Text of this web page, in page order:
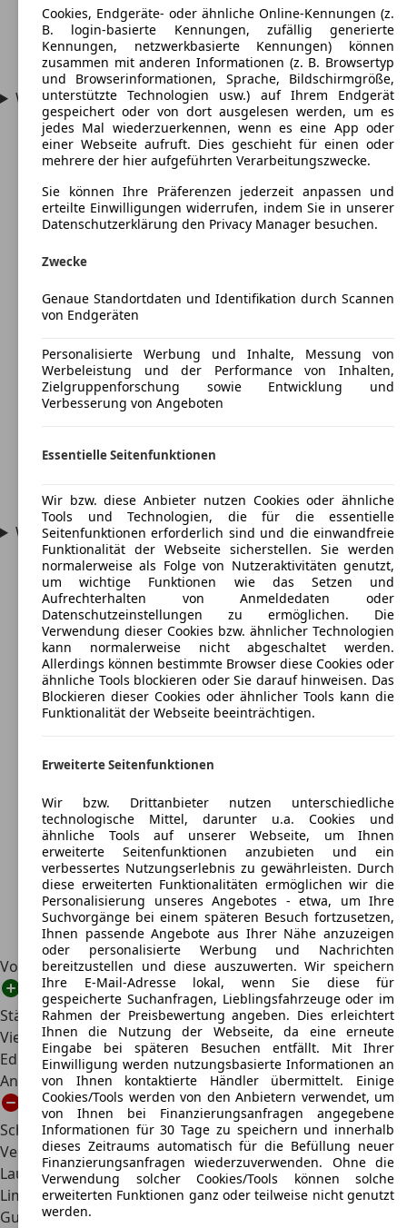
Wie viel Hubraum hat der Fiat 850?
Wie viel PS hat ein Fiat 850?
Vor- und Nachteile auf einen Blick
Stärken
Viele verschiedene Ausführungen
Edles italienisches Design
Angenehmes Fahrgefühl
Schwächen
Vergleichsweise geringer Sicherheitsstandard
Lautstarke Motorengeräusche bei höherem Tempo
Limousine kommt mit geringer Ausstattung
Gute Gründe
Cookies, Endgeräte- oder ähnliche Online-Kennungen (z.
B. login-basierte Kennungen, zufällig generierte
Kennungen, netzwerkbasierte Kennungen) können
zusammen mit anderen Informationen (z. B. Browsertyp
und Browserinformationen, Sprache, Bildschirmgröße,
unterstützte Technologien usw.) auf Ihrem Endgerät
gespeichert oder von dort ausgelesen werden, um es
jedes Mal wiederzuerkennen, wenn es eine App oder
einer Webseite aufruft. Dies geschieht für einen oder
mehrere der hier aufgeführten Verarbeitungszwecke.
Sie können Ihre Präferenzen jederzeit anpassen und
erteilte Einwilligungen widerrufen, indem Sie in unserer
Datenschutzerklärung den Privacy Manager besuchen.
Zwecke
Genaue Standortdaten und Identifikation durch Scannen
von Endgeräten
Personalisierte Werbung und Inhalte, Messung von
Werbeleistung und der Performance von Inhalten,
Zielgruppenforschung sowie Entwicklung und
Verbesserung von Angeboten
Essentielle Seitenfunktionen
Wir bzw. diese Anbieter nutzen Cookies oder ähnliche
Tools und Technologien, die für die essentielle
Seitenfunktionen erforderlich sind und die einwandfreie
Funktionalität der Webseite sicherstellen. Sie werden
normalerweise als Folge von Nutzeraktivitäten genutzt,
um wichtige Funktionen wie das Setzen und
Aufrechterhalten von Anmeldedaten oder
Datenschutzeinstellungen zu ermöglichen. Die
Verwendung dieser Cookies bzw. ähnlicher Technologien
kann normalerweise nicht abgeschaltet werden.
Allerdings können bestimmte Browser diese Cookies oder
ähnliche Tools blockieren oder Sie darauf hinweisen. Das
Blockieren dieser Cookies oder ähnlicher Tools kann die
Funktionalität der Webseite beeinträchtigen.
Erweiterte Seitenfunktionen
Wir bzw. Drittanbieter nutzen unterschiedliche
technologische Mittel, darunter u.a. Cookies und
ähnliche Tools auf unserer Webseite, um Ihnen
erweiterte Seitenfunktionen anzubieten und ein
verbessertes Nutzungserlebnis zu gewährleisten. Durch
diese erweiterten Funktionalitäten ermöglichen wir die
Personalisierung unseres Angebotes - etwa, um Ihre
Suchvorgänge bei einem späteren Besuch fortzusetzen,
Ihnen passende Angebote aus Ihrer Nähe anzuzeigen
oder personalisierte Werbung und Nachrichten
bereitzustellen und diese auszuwerten. Wir speichern
Ihre E-Mail-Adresse lokal, wenn Sie diese für
gespeicherte Suchanfragen, Lieblingsfahrzeuge oder im
Rahmen der Preisbewertung angeben. Dies erleichtert
Ihnen die Nutzung der Webseite, da eine erneute
Eingabe bei späteren Besuchen entfällt. Mit Ihrer
Einwilligung werden nutzungsbasierte Informationen an
von Ihnen kontaktierte Händler übermittelt. Einige
Cookies/Tools werden von den Anbietern verwendet, um
von Ihnen bei Finanzierungsanfragen angegebene
Informationen für 30 Tage zu speichern und innerhalb
dieses Zeitraums automatisch für die Befüllung neuer
Finanzierungsanfragen wiederzuverwenden. Ohne die
Verwendung solcher Cookies/Tools können solche
erweiterten Funktionen ganz oder teilweise nicht genutzt
werden.